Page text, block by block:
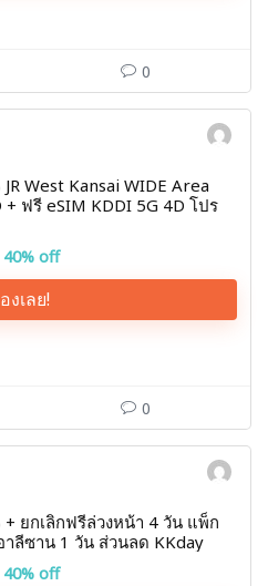
0
West Kansai WIDE Area
+ ฟรี eSIM KDDI 5G 4D โปร
off
งเลย!
0
+ ยกเลิกฟรีล่วงหน้า 4 วัน แพ็ก
าลีซาน 1 วัน ส่วนลด KKday
off